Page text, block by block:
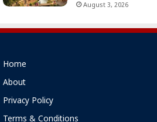
August 3, 2026
Home
About
Privacy Policy
Terms & Conditions